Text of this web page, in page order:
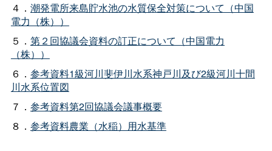
４． 潮発電所来島貯水池の水質保全対策について（中国
電力（株））
５． 第２回協議会資料の訂正について（中国電力
（株））
６． 参考資料1級河川斐伊川水系神戸川及び2級河川十間
川水系位置図
７． 参考資料第2回協議会議事概要
８． 参考資料農業（水稲）用水基準